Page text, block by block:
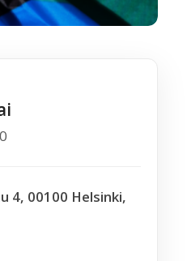
4, 00100 Helsinki,